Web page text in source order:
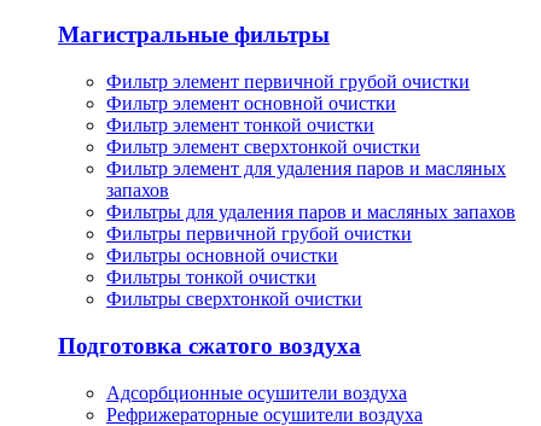
Магистральные фильтры
Фильтр элемент первичной грубой очистки
Фильтр элемент основной очистки
Фильтр элемент тонкой очистки
Фильтр элемент сверхтонкой очистки
Фильтр элемент для удаления паров и масляных
запахов
Фильтры для удаления паров и масляных запахов
Фильтры первичной грубой очистки
Фильтры основной очистки
Фильтры тонкой очистки
Фильтры сверхтонкой очистки
Подготовка сжатого воздуха
Адсорбционные осушители воздуха
Рефрижераторные осушители воздуха